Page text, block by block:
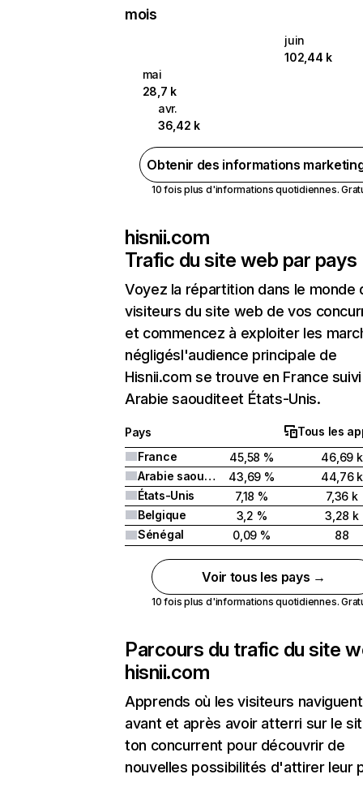
mois
juin
102,44 k
mai
28,7 k
avr.
36,42 k
Obtenir des informations
10 fois plus d'informations quotidiennes.
hisnii.com
Trafic du site web par pays
Voyez la répartition dans le monde
visiteurs du site web de vos
et commencez à exploiter les
négligésl'audience principale de
Hisnii.com se trouve en France
Arabie saouditeet États-Unis.
Pays
Tous les
France
45,58 %
46,69 k
Arabie saoudite
43,69 %
44,76 k
États-Unis
7,18 %
7,36 k
Belgique
3,2 %
3,28 k
Sénégal
0,09 % 88
Voir tous les pays →
10 fois plus d'informations quotidiennes.
Parcours du trafic du site
hisnii.com
Apprends où les visiteurs naviguent
avant et après avoir atterri sur le
ton concurrent pour découvrir de
nouvelles possibilités d'attirer leur